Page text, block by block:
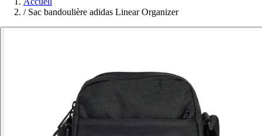
/ Sac bandoulière adidas Linear Organizer